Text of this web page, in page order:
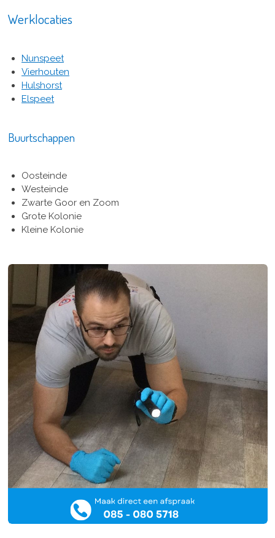
Werklocaties
Nunspeet
Vierhouten
Hulshorst
Elspeet
Buurtschappen
Oosteinde
Westeinde
Zwarte Goor en Zoom
Grote Kolonie
Kleine Kolonie